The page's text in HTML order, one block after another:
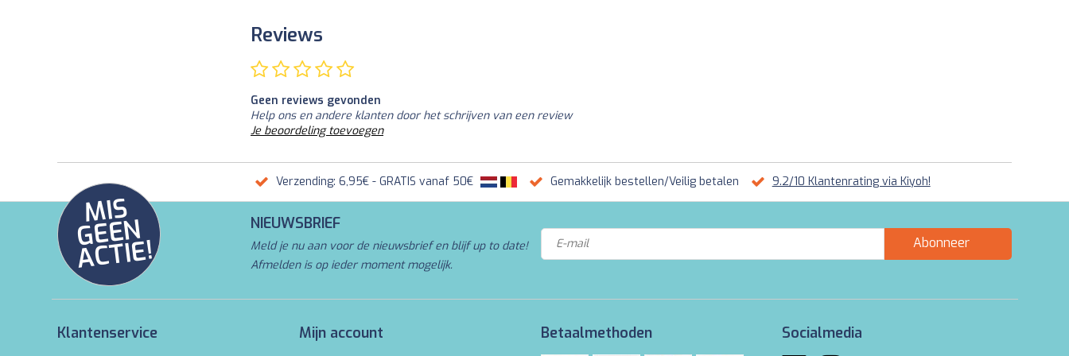
Reviews
Geen reviews gevonden
Help ons en andere klanten door het schrijven van een review
Je beoordeling toevoegen
Verzending: 6,95€ - GRATIS vanaf 50€ Gemakkelijk bestellen/Veilig betalen 9.2/10 Klantenrating via Kiyoh!
MI
S
G
E
E
N
A
C
TI
E!
NIEUWSBRIEF
Meld je nu aan voor de nieuwsbrief en blijf up to date!
Afmelden is op ieder moment mogelijk.
Abonneer
Klantenservice Mijn account Betaalmethoden Socialmedia